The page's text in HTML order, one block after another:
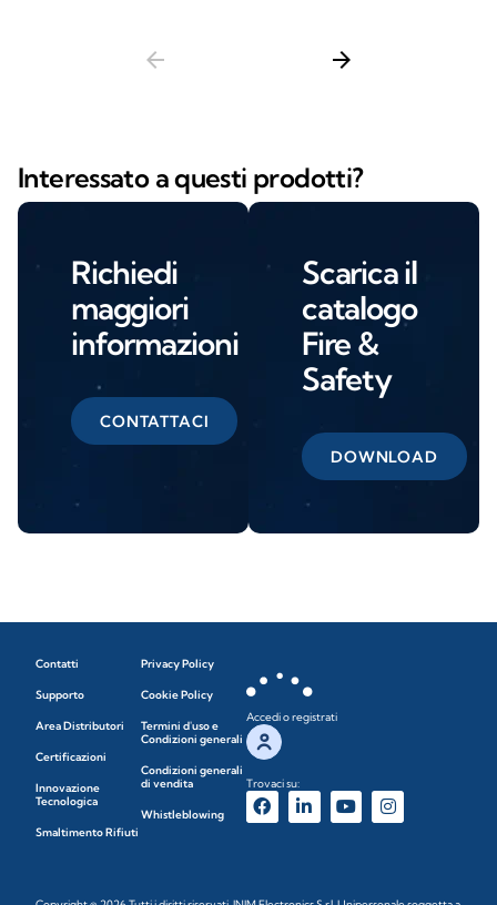
arrow_back arrow_forward
Interessato a questi prodotti?
Richiedi
maggiori
informazioni
CONTATTACI
Scarica il
catalogo
Fire &
Safety
DOWNLOAD
Contatti
Supporto
Area Distributori
Certificazioni
Innovazione
Tecnologica
Smaltimento Rifiuti
Privacy Policy
Cookie Policy
Termini d'uso e
Condizioni generali
Condizioni generali
di vendita
Whistleblowing
Accedi o registrati
Trovaci su: